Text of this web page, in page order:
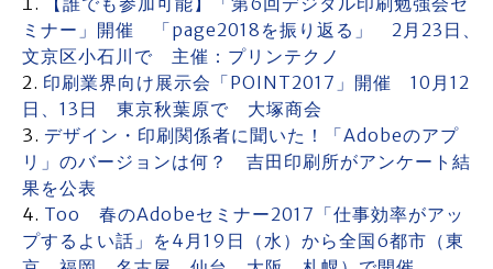
ミナー」開催 「page2018を振り返る」 2月23日、
文京区小石川で 主催：プリンテクノ
印刷業界向け展示会「POINT2017」開催 10月12
日、13日 東京秋葉原で 大塚商会
デザイン・印刷関係者に聞いた！「Adobeのアプ
リ」のバージョンは何？ 吉田印刷所がアンケート結
果を公表
Too 春のAdobeセミナー2017「仕事効率がアッ
プするよい話」を4月19日（水）から全国6都市（東